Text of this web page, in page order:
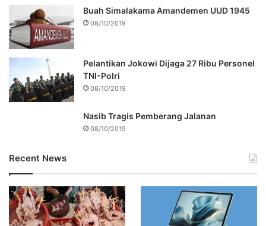
Buah Simalakama Amandemen UUD 1945
08/10/2019
Pelantikan Jokowi Dijaga 27 Ribu Personel
TNI-Polri
08/10/2019
Nasib Tragis Pemberang Jalanan
08/10/2019
Recent News